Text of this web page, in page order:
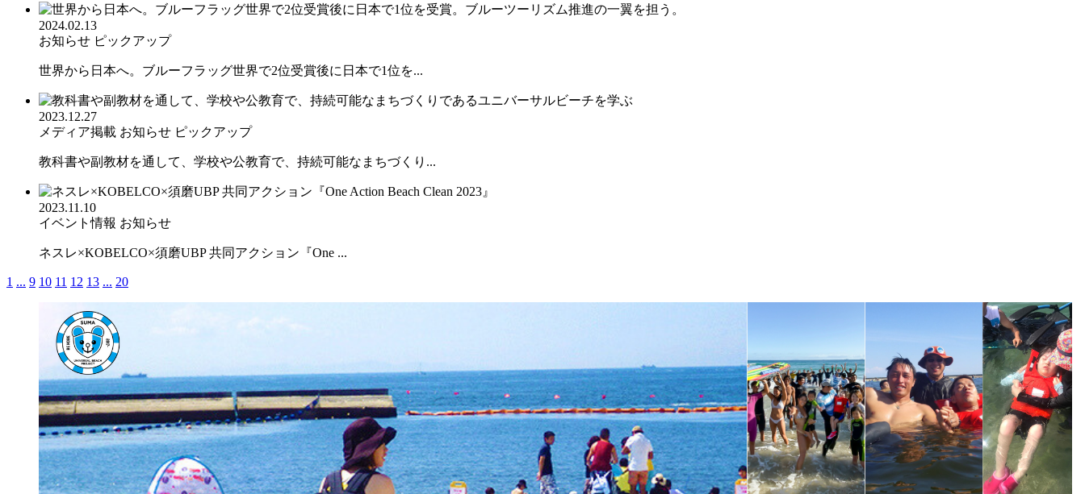
2024.02.13
お知らせ ピックアップ
世界から日本へ。ブルーフラッグ世界で2位受賞後に日本で1位を...
2023.12.27
メディア掲載 お知らせ ピックアップ
教科書や副教材を通して、学校や公教育で、持続可能なまちづくり...
2023.11.10
イベント情報 お知らせ
ネスレ×KOBELCO×須磨UBP 共同アクション『One ...
1 ... 9 10 11 12 13 ... 20